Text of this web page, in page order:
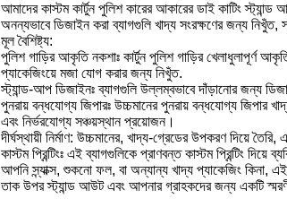
আমাদের কাস্টম কার্টুন পুলিশ কারের আকারের ডাই কাটিং
অনন্যভাবে ডিজাইন করা ব্যাগগুলি খাদ্য সংরক্ষণের জন্য নিখুঁত,
মূল বৈশিষ্ট্য:
পুলিশ গাড়ির আকৃতি নকশাঃ কার্টুন পুলিশ গাড়ির খেলাধুলাপূর্ণ
প্যাকেজিংয়ে মজা যোগ করার জন্য নিখুঁত.
স্ট্যান্ড-আপ ডিজাইনঃ ব্যাগগুলি উল্লম্বভাবে দাঁড়ানোর জন্য
পুনরায় বন্ধযোগ্য জিপারঃ উচ্চমানের পুনরায় বন্ধযোগ্য জিপার
এবং নির্ভরযোগ্য সঞ্চয়স্থান প্রয়োজন।
দীর্ঘস্থায়ী নির্মাণ: উচ্চমানের, খাদ্য-গ্রেডের উপকরণ দিয়ে
কাস্টম প্রিন্টিংঃ এই ব্যাগগুলিকে প্রাণবন্ত কাস্টম প্রিন্টিং
আপনি স্ন্যাক্স, শুকনো ফল, বা অন্যান্য খাদ্য প্যাকেজিং
তাক উপর স্ট্যান্ড আউট এবং আপনার গ্রাহকদের জন্য একটি